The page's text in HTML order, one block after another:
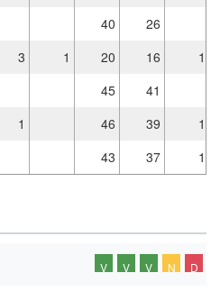
40
26
3 1 20 16
1
45
41
1 46 39
1
43 37 1
V V V N D